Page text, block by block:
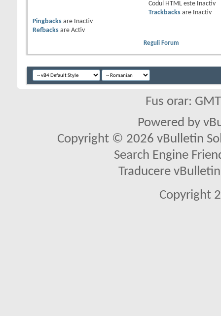
Codul HTML este
Inactiv
Trackbacksare
Inactiv
Pingbacks are
Inactiv
Refbacks are Activ
Reguli Forum
Fus orar:
Powered by
Copyright © 2026 vBulletin
Search Engine
Traducere
Copyright